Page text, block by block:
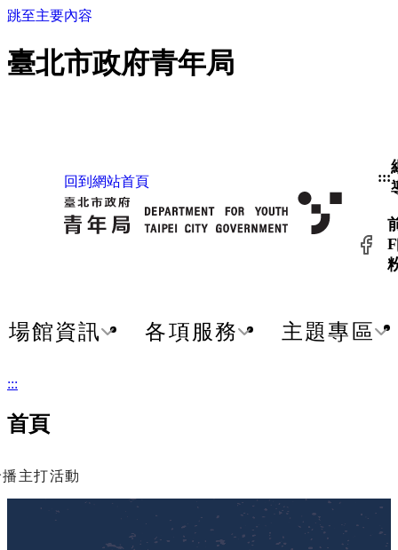
跳至主要內容
臺北市政府青年局
回到網站首頁 :::
場館資訊 各項服務 主題專區
:::
首頁
主打活動